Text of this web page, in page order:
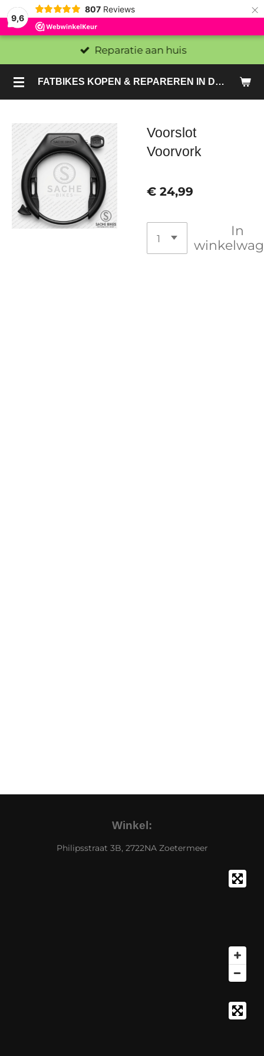
9,6
807 Reviews ×
FATBIKES KOPEN & REPAREREN IN DEN HAAG EN ZOETERMEER - SACHE BIKES
Reparatie aan huis
Voorslot
Voorvork
€ 24,99
In
Winkel:
Philipsstraat 3B, 2722NA Zoetermeer